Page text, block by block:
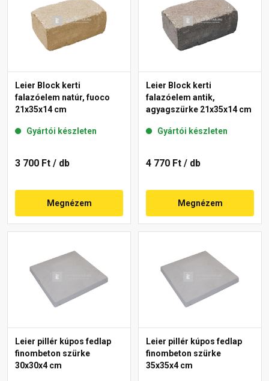
Leier Block kerti
falazóelem natúr, fuoco
21x35x14 cm
Gyártói készleten
3 700 Ft / db
Megnézem
Leier Block kerti
falazóelem antik,
agyagszürke 21x35x14 cm
Gyártói készleten
4 770 Ft / db
Megnézem
Leier pillér kúpos fedlap
finombeton szürke
30x30x4 cm
Leier pillér kúpos fedlap
finombeton szürke
35x35x4 cm